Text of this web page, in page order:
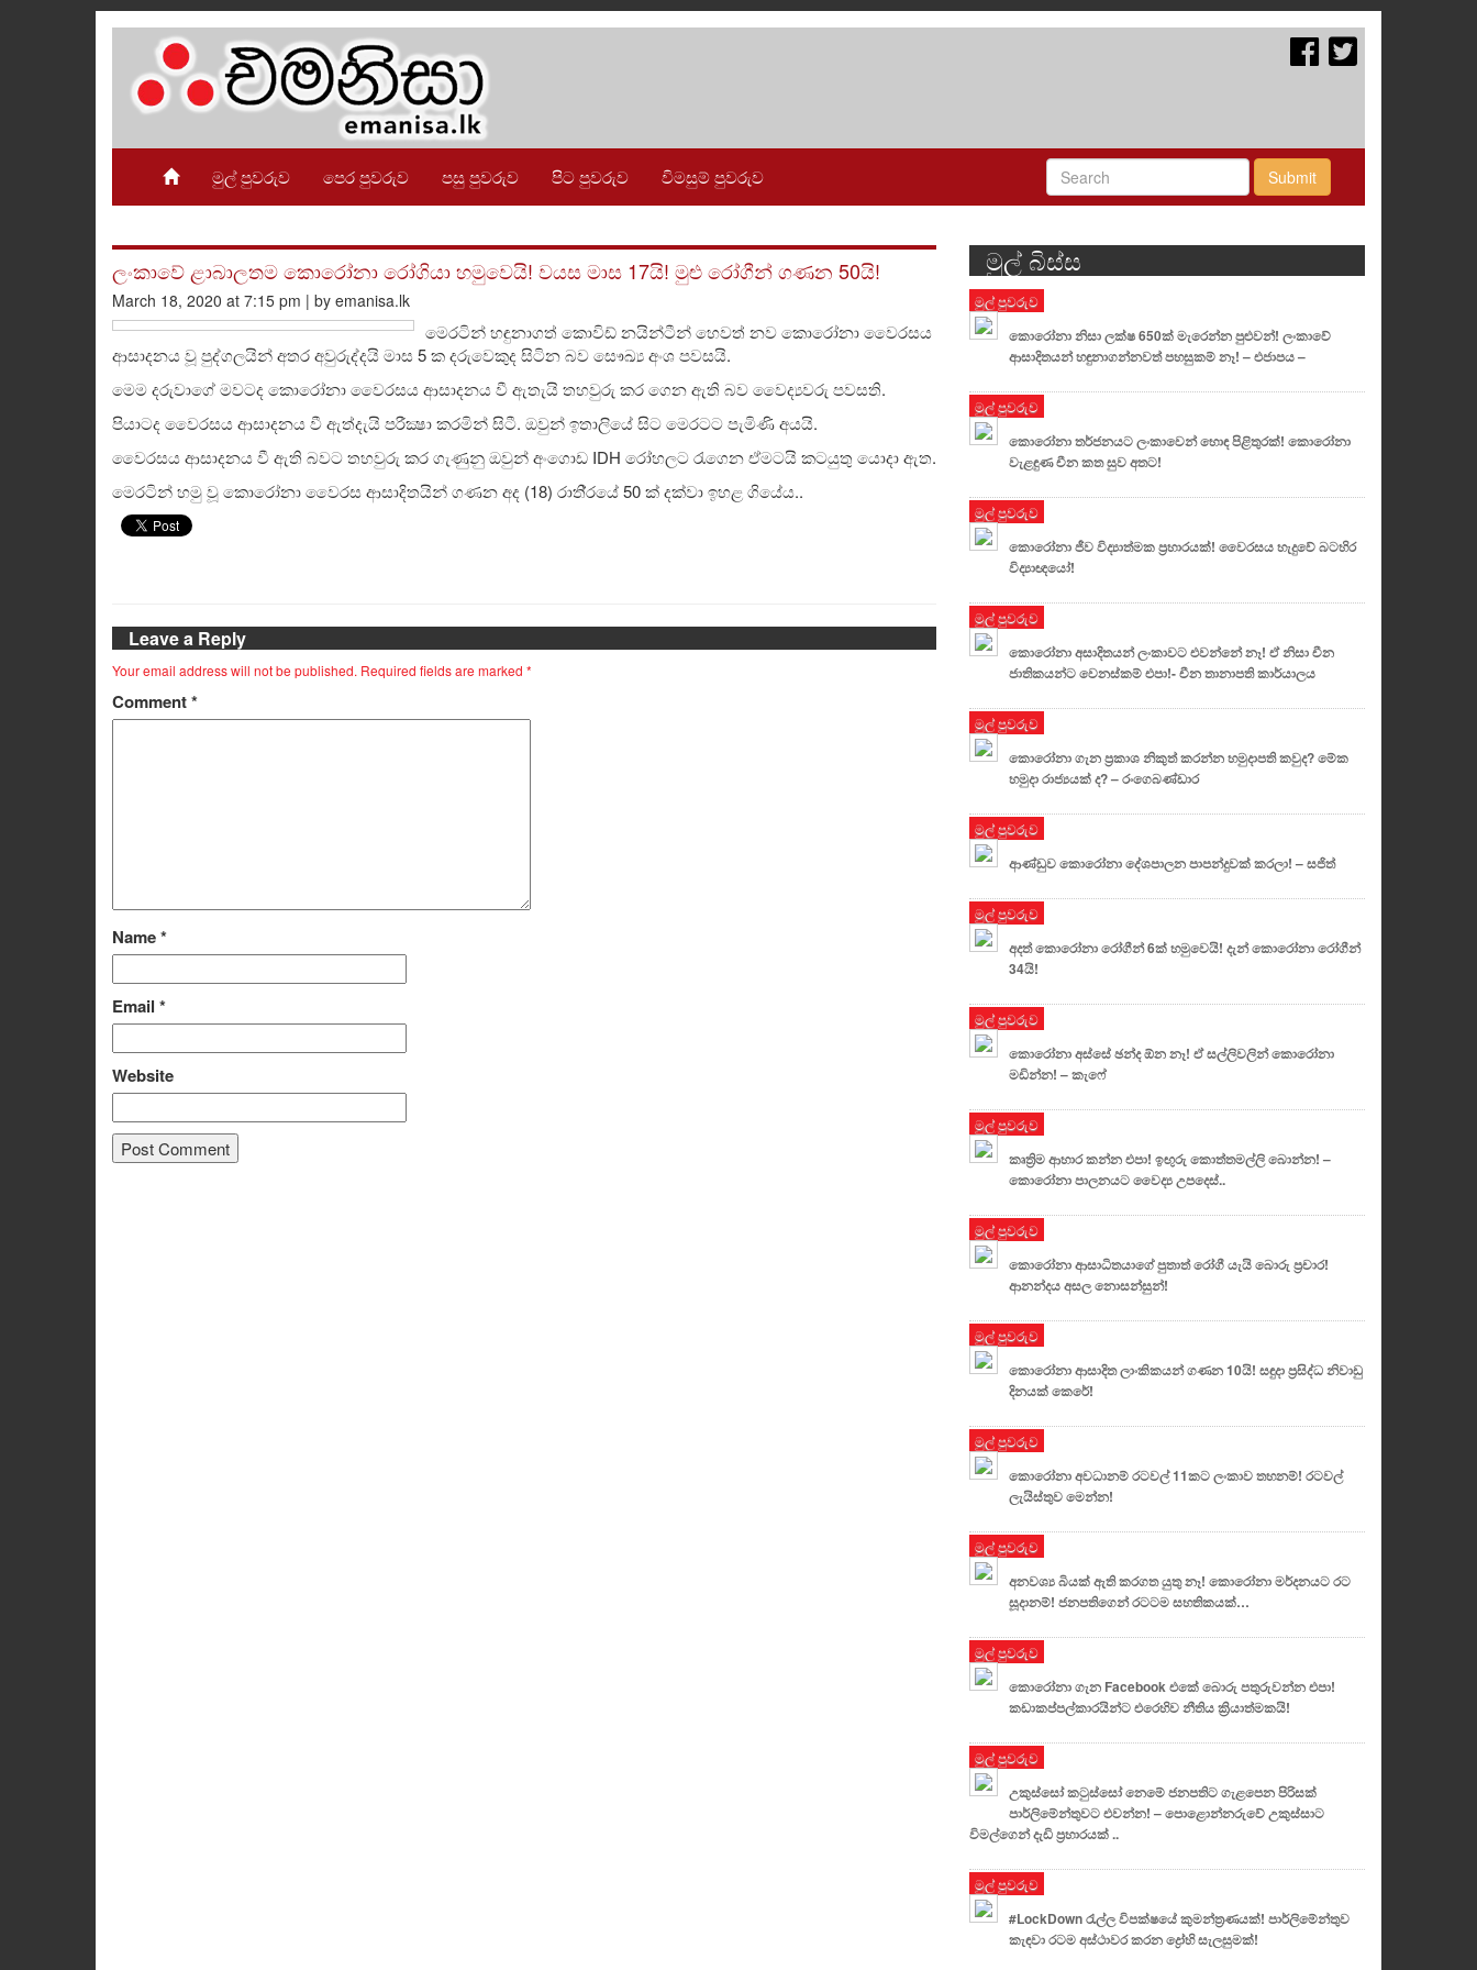
මුල් පුවරුව පෙර පුවරුව පසු පුවරුව පිට පුවරුව විමසුම් පුවරුව Submit
ලංකාවේ ළාබාලතම කොරෝනා රෝගියා හමුවෙයි! වයස මාස 17යි! මුළු රෝගීන් ගණන 50යි!
March 18, 2020 at 7:15 pm | by emanisa.lk
මෙරටින් හඳුනාගත් කොවිඩ් නයින්ටීන් හෙවත් නව කොරෝනා වෛරසය
ආසාදනය වූ පුද්ගලයින් අතර අවුරුද්දයි මාස 5 ක දරුවෙකුද සිටින බව සෞඛ්‍ය අංශ පවසයි.
මෙම දරුවාගේ මවටද කොරෝනා වෛරසය ආසාදනය වී ඇතැයි තහවුරු කර ගෙන ඇති බව වෛද්‍යවරු පවසති.
පියාටද වෛරසය ආසාදනය වී ඇත්දැයි පරීක්‍ෂා කරමින් සිටී. ඔවුන් ඉතාලියේ සිට මෙරටට පැමිණි අයයි.
වෛරසය ආසාදනය වී ඇති බවට තහවුරු කර ගැණුනු ඔවුන් අංගොඩ IDH රෝහලට රැගෙන ඒමටයි කටයුතු යොදා ඇත.
මෙරටින් හමු වූ කොරෝනා වෛරස ආසාදිතයින් ගණන අද (18) රාති‍්‍රයේ 50 ක් දක්වා ඉහළ ගියේය..
Leave a Reply
Your email address will not be published. Required fields are marked *
Comment*
Name*
Email *
Website
මුල් බිස්ස
මුල් පුවරුව
කොරෝනා නිසා ලක්ෂ 650ක් මැරෙන්න පුළුවන්! ලංකාවේ
ආසාදිතයන් හඳුනාගන්නවත් පහසුකම් නෑ! – එජාපය –
මුල් පුවරුව
කොරෝනා තර්ජනයට ලංකාවෙන් හොඳ පිළිතුරක්! කො⁣රෝනා
වැළඳුණ චීන කත සුව අතට!
මුල් පුවරුව
කොරෝනා ජීව විද්‍යාත්මක ප්‍රහාරයක්! වෛරසය හැදුවේ බටහිර
විද්‍යාඥයෝ!
මුල් පුවරුව
කොරෝනා අසාදිතයන් ලංකාවට එවන්නේ නෑ! ඒ නිසා චීන
ජාතිකයන්ට වෙනස්කම් එපා!- චීන තානාපති කාර්යාලය
මුල් පුවරුව
කොරෝනා ගැන ප්‍රකාශ නිකුත් කරන්න හමුදාපති කවුද? මේක
හමුදා රාජ්‍යයක් ද? – රංගෙබණ්ඩාර
මුල් පුවරුව
ආණ්ඩුව කොරෝනා දේශපාලන පාපන්දුවක් කරලා! – සජිත්
මුල් පුවරුව
අදත් කොරෝනා රෝගීන් 6ක් හමුවෙයි! දැන් කොරෝනා රෝගීන්
34යි!
මුල් පුවරුව
කොරෝනා අස්සේ ඡන්ද ඕන නෑ! ඒ සල්ලිවලින් කොරෝනා
මඩින්න! – කැෆේ
මුල් පුවරුව
කෘත්‍රිම ආහාර කන්න එපා! ඉඟුරු කොත්තමල්ලි බොන්න! –
කොරෝනා පාලනයට වෛද්‍ය උපදෙස්..
මුල් පුවරුව
කොරෝනා ආසාධිතයාගේ පුතාත් රෝගී යැයි බොරු ප්‍රචාර!
ආනන්දය අසල නොසන්සුන්!
මුල් පුවරුව
කොරෝනා ආසාදිත ලාංකිකයන් ගණන 10යි! සඳුදා ප්‍රසිද්ධ නිවාඩු
දිනයක් කෙරේ!
මුල් පුවරුව
කොරෝනා අවධානම් රටවල් 11කට ලංකාව තහනම්! රටවල්
ලැයිස්තුව මෙන්න!
මුල් පුවරුව
අනවශ්‍ය බියක් ඇති කරගත යුතු නෑ! කොරෝනා මර්දනයට රට
සූදානම්! ජනපතිගෙන් රටටම සහතිකයක්…
මුල් පුවරුව
කොරෝනා ගැන Facebook එකේ බොරු පතුරුවන්න එපා!
කඩාකප්පල්කාරයින්ට එරෙහිව නීතිය ක්‍රියාත්මකයි!
මුල් පුවරුව
උකුස්සෝ කටුස්සෝ නෙමේ ජනපතිට ගැළපෙන පිරිසක්
පාර්ලිමේන්තුවට එවන්න! – පොළොන්නරුවේ උකුස්සාට
විමල්ගෙන් දැඩි ප්‍රහාරයක් ..
මුල් පුවරුව
#LockDown රැල්ල විපක්ෂයේ කුමන්ත්‍රණයක්! පාර්ලිමේන්තුව
කැඳවා රටම අස්ථාවර කරන ද්‍රෝහි සැලසුමක්!